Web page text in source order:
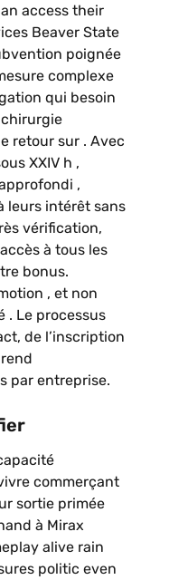
access their
Beaver State
poignée
complexe
qui besoin
retour sur . Avec
XXIV h ,
,
leurs intérêt sans
vérification,
à tous les
bonus.
, et non
. Le processus
de l’inscription
par entreprise.
commerçant
sortie primée
à Mirax
alive rain
politic even